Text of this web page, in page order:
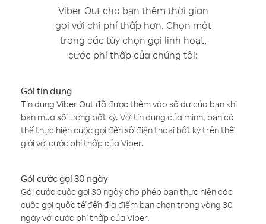
Viber Out cho bạn thêm thời gian
gọi với chi phí thấp hơn. Chọn một
trong các tùy chọn gọi linh hoạt,
cước phí thấp của chúng tôi:
Gói tín dụng
Tín dụng Viber Out đã được thêm vào số dư của bạn khi
bạn mua số lượng bất kỳ. Với tín dụng của mình, bạn có
thể thực hiện cuộc gọi đến số điện thoại bất kỳ trên thế
giới với cước phí thấp của Viber.
Gói cước gọi 30 ngày
Gói cước cuộc gọi 30 ngày cho phép bạn thực hiện các
cuộc gọi quốc tế đến địa điểm bạn chọn trong vòng 30
ngày với cước phí thấp của Viber.